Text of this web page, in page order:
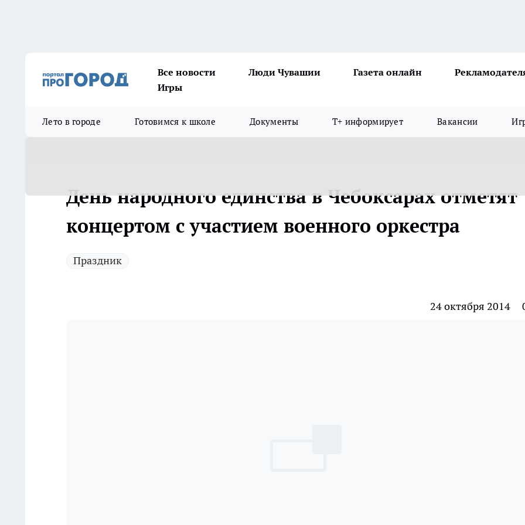
Все новости Люди Чувашии Газета онлайн
Игры
Лето в городе Готовимся к школе Документы Т+ информирует Вакансии
День народного единства в Чебоксарах отметят
концертом с участием военного оркестра
Праздник
24 октября 2014